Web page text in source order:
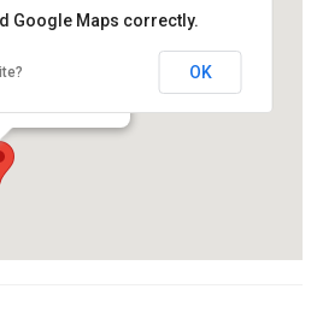
de Sabadell
Google Maps correctly.
OK